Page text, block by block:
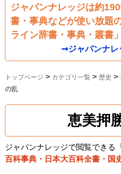
ジャパンナレッジは約
書・事典などが使い放題
ライン辞書・事典・叢書
➞ジャパンナレ
トップページ > カテゴリ一覧 > 歴史 >
の乱
恵美押
ジャパンナレッジで閲覧できる
百科事典・日本大百科全書・国